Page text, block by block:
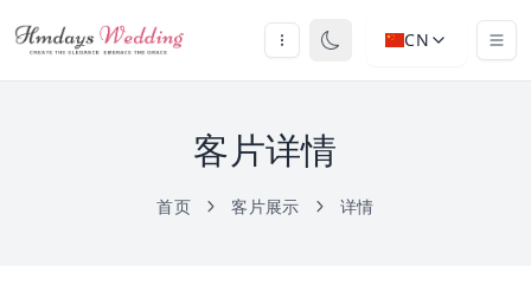
CN
客片详情
首页 客片展示 详情